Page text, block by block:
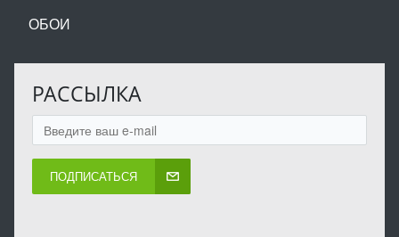
ОБОИ
РАССЫЛКА
ПОДПИСАТЬСЯ